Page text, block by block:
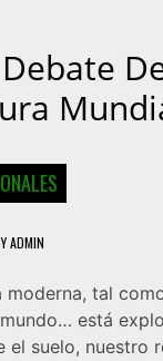
ADMIN
moderna, tal
está
el suelo, nuestro